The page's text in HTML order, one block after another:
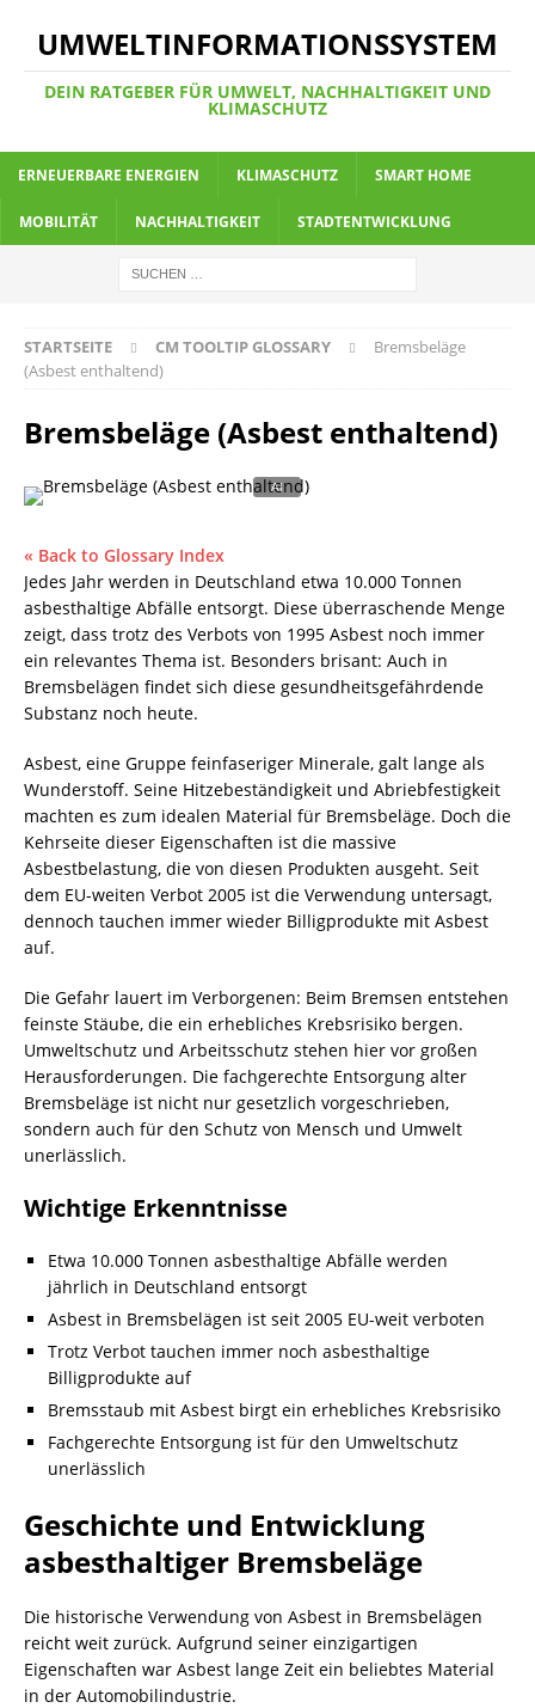
UMWELTINFORMATIONSSYSTEM
DEIN RATGEBER FÜR UMWELT, NACHHALTIGKEIT UND
KLIMASCHUTZ
ERNEUERBARE ENERGIEN KLIMASCHUTZ SMART HOME
MOBILITÄT NACHHALTIGKEIT STADTENTWICKLUNG
STARTSEITE CM TOOLTIP GLOSSARY
Bremsbeläge
(Asbest enthaltend)
Bremsbeläge (Asbest enthaltend)
« Back to Glossary Index
Jedes Jahr werden in Deutschland etwa 10.000 Tonnen
asbesthaltige Abfälle entsorgt. Diese überraschende Menge
zeigt, dass trotz des Verbots von 1995 Asbest noch immer
ein relevantes Thema ist. Besonders brisant: Auch in
Bremsbelägen findet sich diese gesundheitsgefährdende
Substanz noch heute.
Asbest, eine Gruppe feinfaseriger Minerale, galt lange als
Wunderstoff. Seine Hitzebeständigkeit und Abriebfestigkeit
machten es zum idealen Material für Bremsbeläge. Doch die
Kehrseite dieser Eigenschaften ist die massive
Asbestbelastung, die von diesen Produkten ausgeht. Seit
dem EU-weiten Verbot 2005 ist die Verwendung untersagt,
dennoch tauchen immer wieder Billigprodukte mit Asbest
auf.
Die Gefahr lauert im Verborgenen: Beim Bremsen entstehen
feinste Stäube, die ein erhebliches Krebsrisiko bergen.
Umweltschutz und Arbeitsschutz stehen hier vor großen
Herausforderungen. Die fachgerechte Entsorgung alter
Bremsbeläge ist nicht nur gesetzlich vorgeschrieben,
sondern auch für den Schutz von Mensch und Umwelt
unerlässlich.
Wichtige Erkenntnisse
Etwa 10.000 Tonnen asbesthaltige Abfälle werden
jährlich in Deutschland entsorgt
Asbest in Bremsbelägen ist seit 2005 EU-weit verboten
Trotz Verbot tauchen immer noch asbesthaltige
Billigprodukte auf
Bremsstaub mit Asbest birgt ein erhebliches Krebsrisiko
Fachgerechte Entsorgung ist für den Umweltschutz
unerlässlich
Geschichte und Entwicklung
asbesthaltiger Bremsbeläge
Die historische Verwendung von Asbest in Bremsbelägen
reicht weit zurück. Aufgrund seiner einzigartigen
Eigenschaften war Asbest lange Zeit ein beliebtes Material
in der Automobilindustrie.